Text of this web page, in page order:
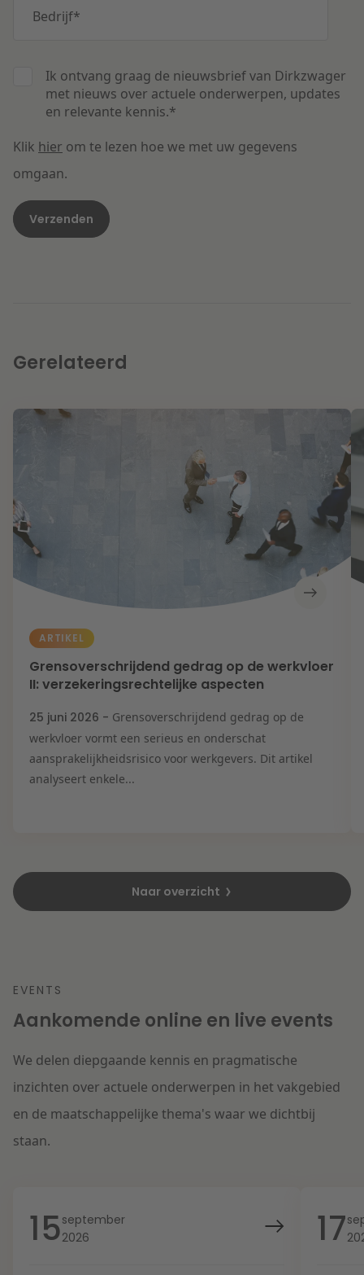
Bedrijf*
Ik ontvang graag de nieuwsbrief van Dirkzwager
met nieuws over actuele onderwerpen, updates
en relevante kennis.*
Klik hier om te lezen hoe we met uw gegevens
omgaan.
Gerelateerd
ARTIKEL
Grensoverschrijdend gedrag op de werkvloer
II: verzekeringsrechtelijke aspecten
25 juni 2026 - Grensoverschrijdend gedrag op de
werkvloer vormt een serieus en onderschat
aansprakelijkheidsrisico voor werkgevers. Dit artikel
analyseert enkele...
Naar overzicht
EVENTS
Aankomende online en live events
We delen diepgaande kennis en pragmatische
inzichten over actuele onderwerpen in het vakgebied
en de maatschappelijke thema's waar we dichtbij
staan.
15september
2026
17